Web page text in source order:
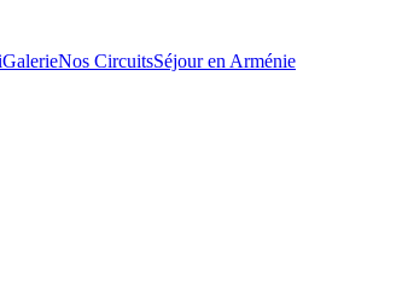
GalerieNos CircuitsSéjour en Arménie